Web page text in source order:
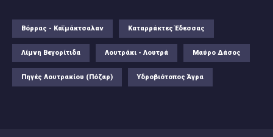
Βόρρας - Καϊμάκτσαλαν Καταρράκτες Έδεσσας
Λίμνη Βεγορίτιδα Λουτράκι - Λουτρά Μαύρο Δάσος
Πηγές Λουτρακίου (Πόζαρ) Υδροβιότοπος Άγρα